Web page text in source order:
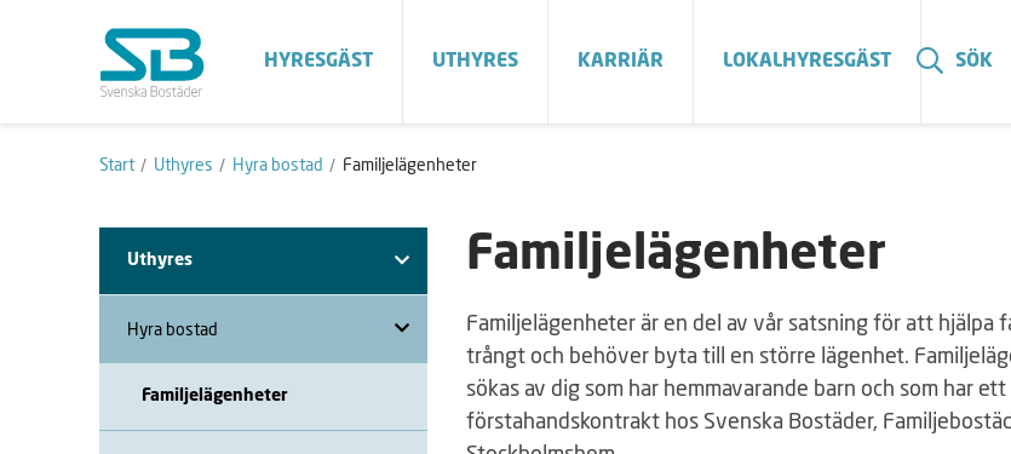
HYRESGÄST UTHYRES KARRIÄR LOKALHYRESGÄST SÖK
Start Uthyres Hyra bostad Familjelägenheter
Uthyres
Hyra bostad
Familjelägenheter
Familjelägenheter
Familjelägenheter är en del av vår satsning för att hjälpa
trångt och behöver byta till en större lägenhet.
sökas av dig som har hemmavarande barn och som har ett
förstahandskontrakt hos Svenska Bostäder,